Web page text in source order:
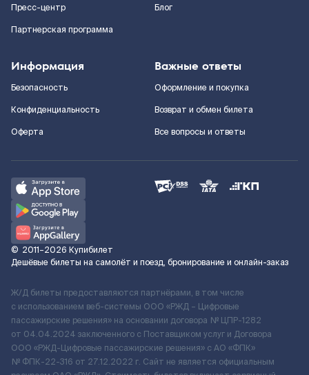
Пресс-центр
Партнерская программа
Блог
Информация
Безопасность
Конфиденциальность
Оферта
Важные ответы
Оформление и покупка
Возврат и обмен билета
Все вопросы и ответы
© 2011–2026 Купибилет
Дешёвые билеты на самолёт и поезд, бронирование и онлайн-заказ
Ж/Д билеты предоставляются партнёрами, в том числе
с использованием веб-системы ООО «РЖД – Цифровые
пассажирские решения» на основании договора № ЦПР-1282
от 04.04.2024 заключенного с Поставщиком услуг и Договора
ООО «РЖД-Цифровые пассажирские решения» c АО «ФПК»
№ ФПК-22-316 от 27.12.2022 г. Сайт не является официальным